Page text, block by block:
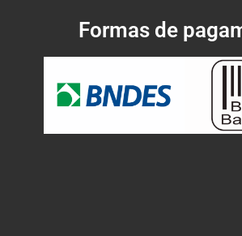
Formas de